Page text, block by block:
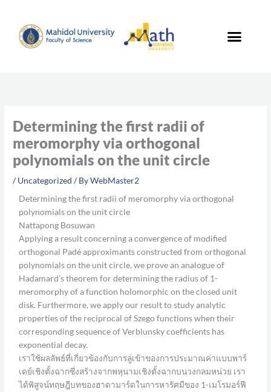
content
Determining the first radii of
meromorphy via orthogonal
polynomials on the unit circle
/Uncategorized / ByWebMaster2
Determining the first radii of meromorphy via orthogonal
polynomials on the unit circle
Nattapong Bosuwan
Applying a result concerning a convergence of modified
orthogonal Padé approximants constructed from orthogonal
polynomials on the unit circle, we prove an analogue of
Hadamard’s theorem for determining the radius of 1-
meromorphy of a function holomorphic on the closed unit
disk. Furthermore, we apply our result to study analytic
properties of the reciprocal of Szego functions when their
corresponding sequence of Verblunsky coefficients has
exponential decay.
เราใช้ผลลัพธ์ที่เกี่ยวข้องกับการลู่เข้าของการประมาณค่าแบบพาร์
เดย์เชิงตั้งฉากซึ่งสร้างจากพหุนามเชิงตั้งฉากบนวงกลมหน่วย เรา
ได้พิสูจน์ทฤษฎีบทของฮาดามาร์ดในการหารัศมีของ 1-เมโรมอร์ฟี